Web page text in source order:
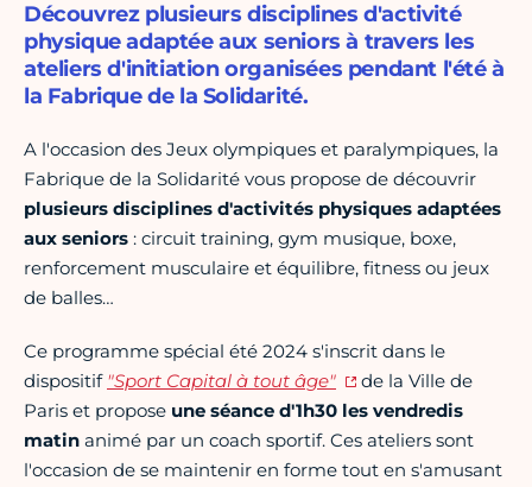
Découvrez plusieurs disciplines d'activité
physique adaptée aux seniors à travers les
ateliers d'initiation organisées pendant l'été à
la Fabrique de la Solidarité.
A l'occasion des Jeux olympiques et paralympiques, la
Fabrique de la Solidarité vous propose de découvrir
plusieurs disciplines d'activités physiques adaptées
aux seniors : circuit training, gym musique, boxe,
renforcement musculaire et équilibre, fitness ou jeux
de balles…
Ce programme spécial été 2024 s'inscrit dans le
dispositif "Sport Capital à tout âge"
de la Ville de
Paris et propose une séance d'1h30 les vendredis
matin animé par un coach sportif. Ces ateliers sont
l'occasion de se maintenir en forme tout en s'amusant